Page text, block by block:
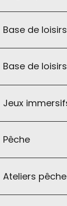
Base de
Base de
Jeux
Pêche
Ateliers